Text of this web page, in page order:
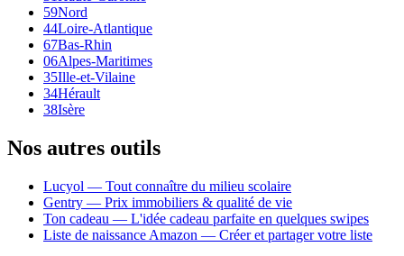
59Nord
44Loire-Atlantique
67Bas-Rhin
06Alpes-Maritimes
35Ille-et-Vilaine
34Hérault
38Isère
Nos autres outils
Lucyol — Tout connaître du milieu scolaire
Gentry — Prix immobiliers & qualité de vie
Ton cadeau — L'idée cadeau parfaite en quelques swipes
Liste de naissance Amazon — Créer et partager votre liste